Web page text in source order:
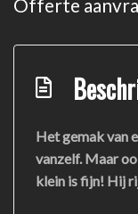
Offerte
Het gemak van
vanzelf. Maar
klein is fijn! Hij